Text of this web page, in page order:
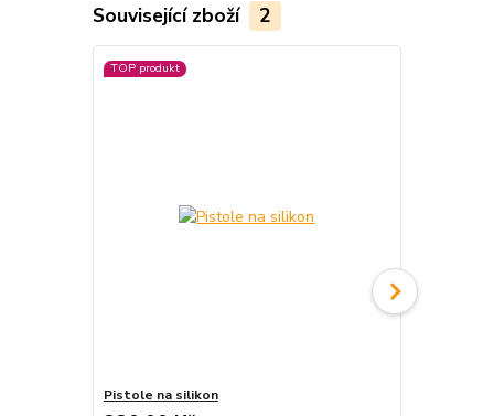
Související zboží 2
TOP produkt
Pistole na silikon